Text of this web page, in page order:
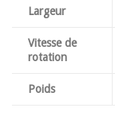
Largeur
Vitesse de
rotation
Poids